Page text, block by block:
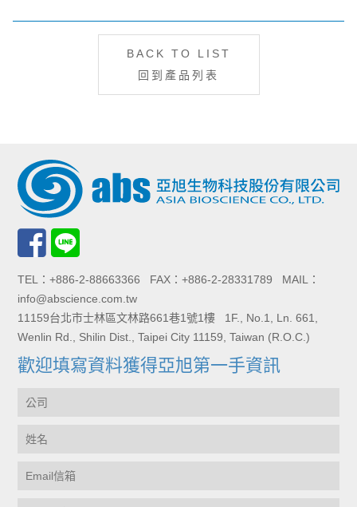
BACK TO LIST
回到產品列表
TEL：+886-2-88663366 FAX：+886-2-28331789 MAIL：
info@abscience.com.tw
11159台北市士林區文林路661巷1號1樓 1F., No.1, Ln. 661,
Wenlin Rd., Shilin Dist., Taipei City 11159, Taiwan (R.O.C.)
歡迎填寫資料獲得亞旭第一手資訊